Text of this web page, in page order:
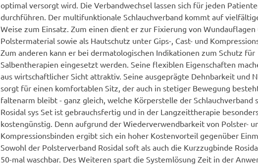
optimal versorgt wird. Die Verbandwechsel lassen sich für jeden
durchführen. Der multifunktionale Schlauchverband kommt auf
Weise zum Einsatz. Zum einen dient er zur Fixierung von Wundauflagen
Polstermaterial sowie als Hautschutz unter Gips-, Cast- und
Zum anderen kann er bei dermatologischen Indikationen zum Schutz für
Salbentherapien eingesetzt werden. Seine flexiblen Eigenschaften
aus wirtschaftlicher Sicht attraktiv. Seine ausgeprägte Dehnbarkeit und
sorgt für einen komfortablen Sitz, der auch in stetiger Bewegung
faltenarm bleibt - ganz gleich, welche Körperstelle der Schlauchverband
Rosidal sys Set ist gebrauchsfertig und in der Langzeittherapie
kostengünstig. Denn aufgrund der Wiederverwendbarkeit von Polster-
Kompressionsbinden ergibt sich ein hoher Kostenvorteil gegenüber
Sowohl der Polsterverband Rosidal soft als auch die Kurzzugbinde
50-mal waschbar. Des Weiteren spart die Systemlösung Zeit in der